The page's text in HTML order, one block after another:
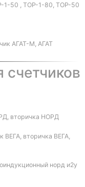
1-50 , ТОР-1-80, ТОР-50
АГАТ-М, АГАТ
вторичка НОРД
ВЕГА, вторичка ВЕГА,
норд и2у